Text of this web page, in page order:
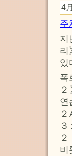
4
주
지
리
있
폭
연
비